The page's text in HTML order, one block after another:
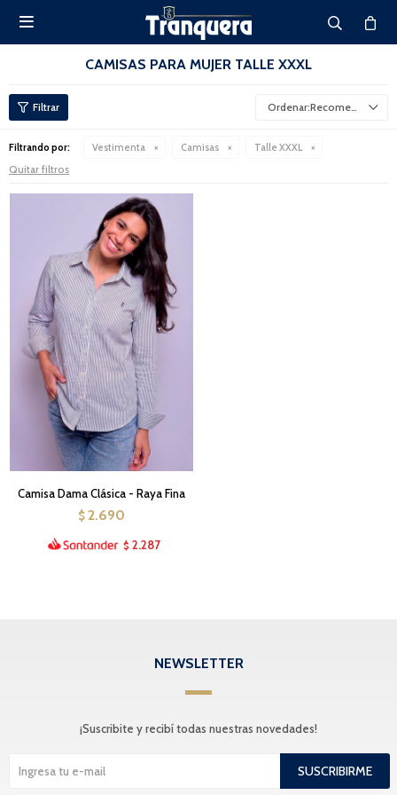

CAMISAS PARA MUJER TALLE XXXL
Recomendados
Filtrando por: Vestimenta Camisas Talle XXXL
Quitar filtros
Camisa Dama Clásica - Raya Fina
$ 2.690
$ 2.287
NEWSLETTER
¡Suscribite y recibí todas nuestras novedades!
SUSCRIBIRME